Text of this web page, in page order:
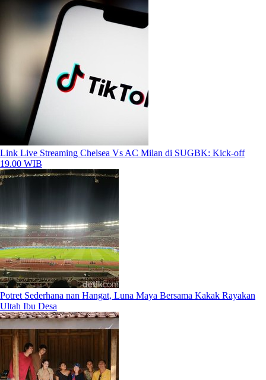
Link Live Streaming Chelsea Vs AC Milan di SUGBK: Kick-off
19.00 WIB
Potret Sederhana nan Hangat, Luna Maya Bersama Kakak Rayakan
Ultah Ibu Desa